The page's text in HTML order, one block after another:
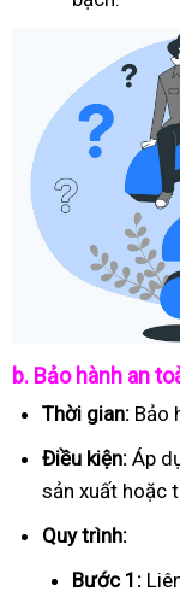
b. Bảo hành an
Thời gian: Bảo
Điều kiện: Áp
sản xuất hoặc
Quy trình:
Bước 1: